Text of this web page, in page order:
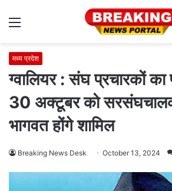
Menu
मध्य प्रदेश
ग्वालियर : संघ प्रचारकों का
30 अक्टूबर को
भागवत होंगे शामिल
Breaking News Desk October 13, 2024